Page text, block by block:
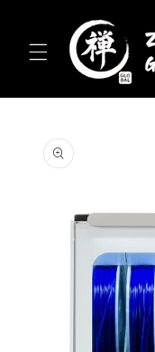
content
product
information